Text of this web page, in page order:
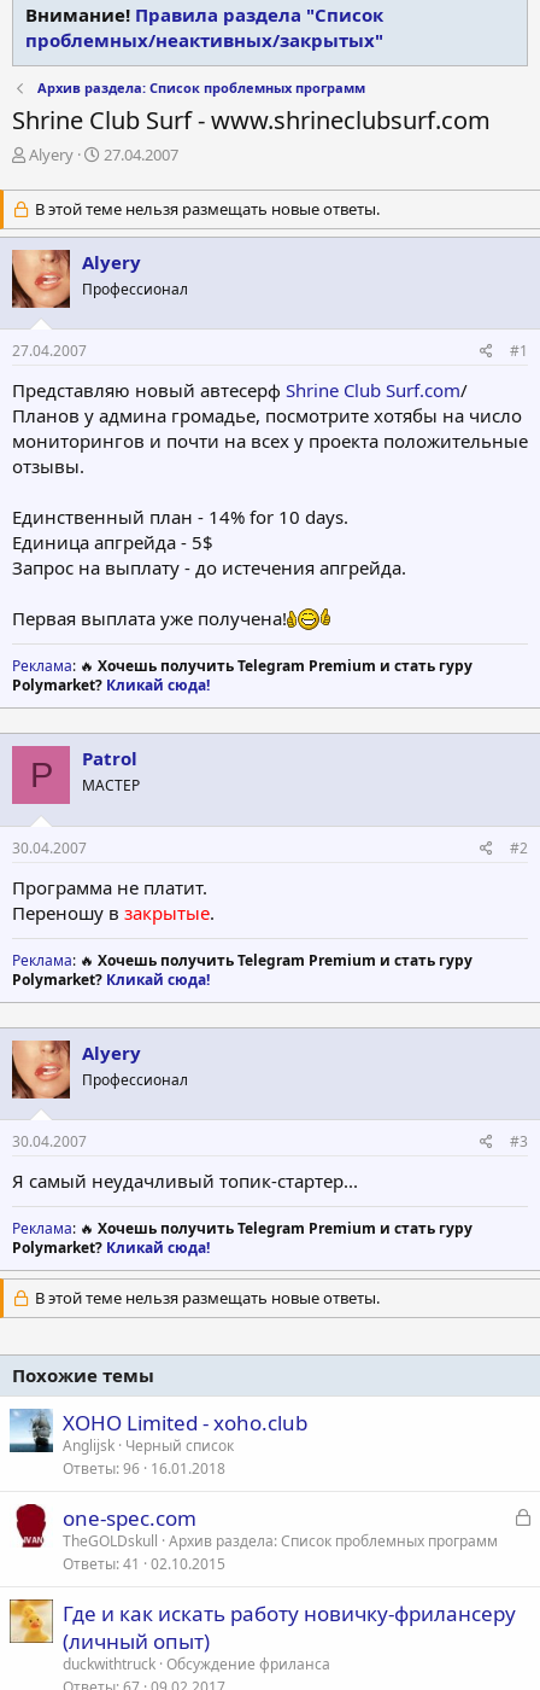
Внимание! Правила раздела "Список
проблемных/неактивных/закрытых"
Архив раздела: Список проблемных программ
Shrine Club Surf - www.shrineclubsurf.com
А
т
о
р
т
е
м
ы
Alyery
Д
т
а
н
а
ч
л
27.04.2007
В этой теме нельзя размещать новые ответы.
Alyery
Профессионал
27.04.2007 #1
Представляю новый автесерф Shrine Club Surf.com/
Планов у админа громадье, посмотрите хотябы на число
мониторингов и почти на всех у проекта положительные
отзывы.
Единственный план - 14% for 10 days.
Единица апгрейда - 5$
Запрос на выплату - до истечения апгрейда.
Первая выплата уже получена!
Реклама: 🔥 Хочешь получить Telegram Premium и стать гуру
Polymarket? Кликай сюда!
P Patrol
МАСТЕР
30.04.2007 #2
Программа не платит.
Переношу в закрытые.
Реклама: 🔥 Хочешь получить Telegram Premium и стать гуру
Polymarket? Кликай сюда!
Alyery
Профессионал
30.04.2007 #3
Я самый неудачливый топик-стартер...
Реклама: 🔥 Хочешь получить Telegram Premium и стать гуру
Polymarket? Кликай сюда!
В этой теме нельзя размещать новые ответы.
Похожие темы
XOHO Limited - xoho.club
Anglijsk Черный список
Ответы 96 16.01.2018
З
one-spec.com
TheGOLDskull Архив раздела: Список проблемных программ
Ответы 41 02.10.2015
Где и как искать работу новичку-фрилансеру
(личный опыт)
duckwithtruck Обсуждение фриланса